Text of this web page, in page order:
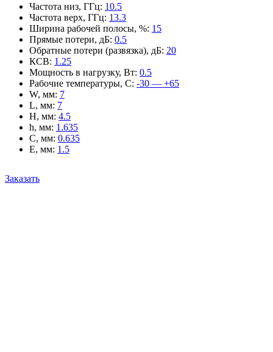
Частота низ, ГГц: 10.5
Частота верх, ГГц: 13.3
Ширина рабочей полосы, %: 15
Прямые потери, дБ: 0.5
Обратные потери (развязка), дБ: 20
КСВ: 1.25
Мощность в нагрузку, Вт: 0.5
Рабочие температуры, С: -30 — +65
W, мм: 7
L, мм: 7
H, мм: 4.5
h, мм: 1.635
C, мм: 0.635
E, мм: 1.5
Заказать